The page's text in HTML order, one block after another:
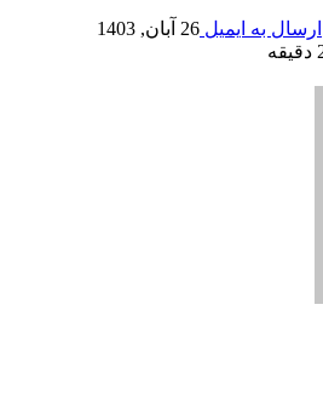
ارسال به ایمیل 26 آبان, 1403